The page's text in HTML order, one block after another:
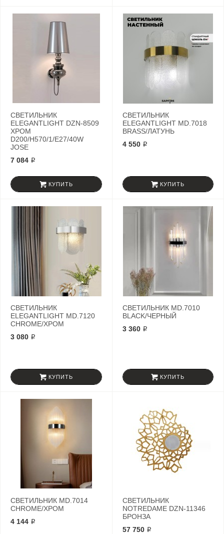
СВЕТИЛЬНИК
ELEGANTLIGHT DZN-8509
ХРОМ
D200/H570/1/E27/40W
JOSE
7 084 ₽
КУПИТЬ
СВЕТИЛЬНИК
ELEGANTLIGHT MD.7018
BRASS/ЛАТУНЬ
4 550 ₽
КУПИТЬ
СВЕТИЛЬНИК
ELEGANTLIGHT MD.7120
СHROME/ХРОМ
3 080 ₽
КУПИТЬ
СВЕТИЛЬНИК MD.7010
BLACK/ЧЕРНЫЙ
3 360 ₽
КУПИТЬ
СВЕТИЛЬНИК MD.7014
СHROME/ХРОМ
4 144 ₽
СВЕТИЛЬНИК
NOTREDAME DZN-11346
БРОНЗА
57 750 ₽